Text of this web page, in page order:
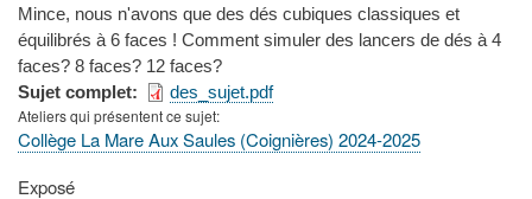
Mince, nous n'avons que des dés cubiques classiques et
équilibrés à 6 faces ! Comment simuler des lancers de dés à 4
faces? 8 faces? 12 faces?
Sujet complet
des_sujet.pdf
Ateliers qui présentent ce sujet
Collège La Mare Aux Saules (Coignières) 2024-2025
Type
Exposé